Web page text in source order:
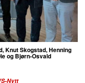
Knut Skogstad, Henning
og Bjørn-Osvald
Nytt